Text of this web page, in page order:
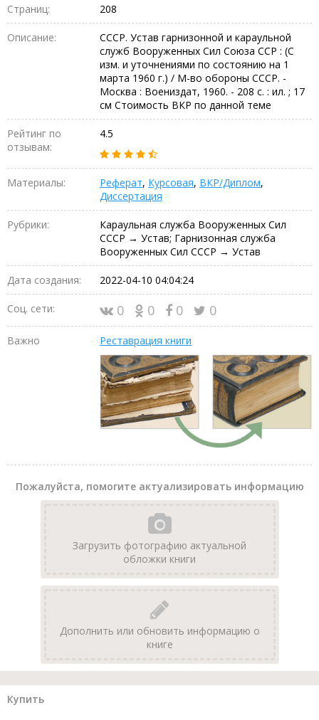
Страниц: 208
Описание:
СССР. Устав гарнизонной и караульной
служб Вооруженных Сил Союза ССР : (С
изм. и уточнениями по состоянию на 1
марта 1960 г.) / М-во обороны СССР. -
Москва : Воениздат, 1960. - 208 с. : ил. ; 17
см Стоимость ВКР по данной теме
Рейтинг по
отзывам:
4.5
Материалы: Реферат, Курсовая, ВКР/Диплом,
Диссертация
Рубрики:
Караульная служба Вооруженных Сил
СССР → Устав; Гарнизонная служба
Вооруженных Сил СССР → Устав
Дата создания: 2022-04-10 04:04:24
Соц. сети: 0 0 0 0
Важно Реставрация книги
Пожалуйста, помогите актуализировать информацию
Загрузить фотографию актуальной
обложки книги
Дополнить или обновить информацию о
книге
Купить